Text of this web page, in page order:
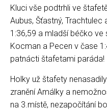
Kluci vše podtrhli ve
Aubus, Šťastný,
1:36,59 a mladší béčko ve
Kocman a Pecen v čase
patnácti štafetami paráda!
Holky už štafety
zranění Amálky a
na 3.místě, nezapočítání